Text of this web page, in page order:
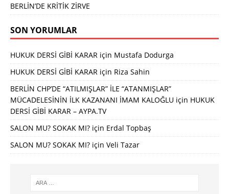
BERLİN’DE KRİTİK ZİRVE
SON YORUMLAR
HUKUK DERSİ GİBİ KARAR için Mustafa Dodurga
HUKUK DERSİ GİBİ KARAR için Riza Sahin
BERLİN CHP’DE “ATILMIŞLAR” İLE “ATANMIŞLAR”
MÜCADELESİNİN İLK KAZANANI İMAM KALOĞLU için HUKUK
DERSİ GİBİ KARAR – AYPA.TV
SALON MU? SOKAK MI? için Erdal Topbaş
SALON MU? SOKAK MI? için Veli Tazar